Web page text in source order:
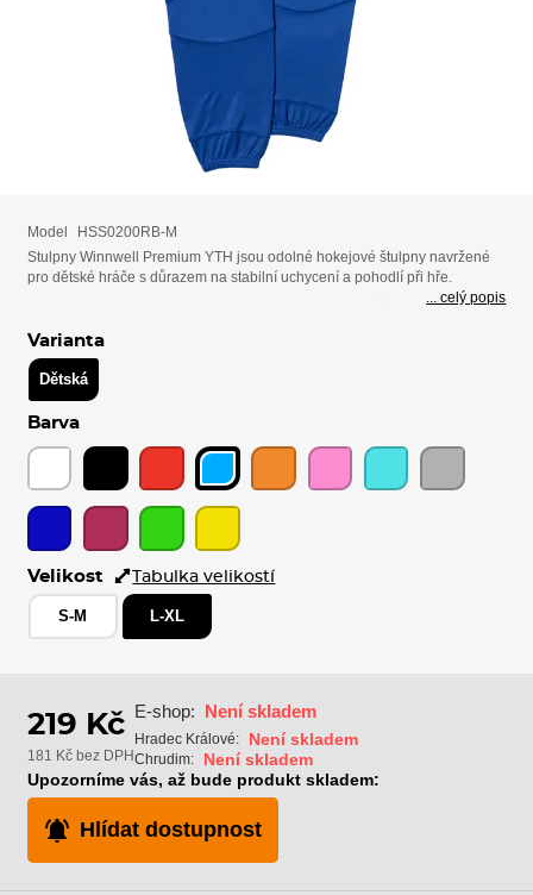
Model
HSS0200RB-M
Stulpny Winnwell Premium YTH jsou odolné hokejové štulpny navržené
pro dětské hráče s důrazem na stabilní uchycení a pohodlí při hře.
... celý popis
Varianta
Dětská
Barva
Velikost Tabulka velikostí
S-M L-XL
219 Kč
181 Kč bez DPH
E-shop: Není skladem
Hradec Králové: Není skladem
Chrudim:
Není skladem
Upozorníme vás, až bude produkt skladem:
Hlídat dostupnost